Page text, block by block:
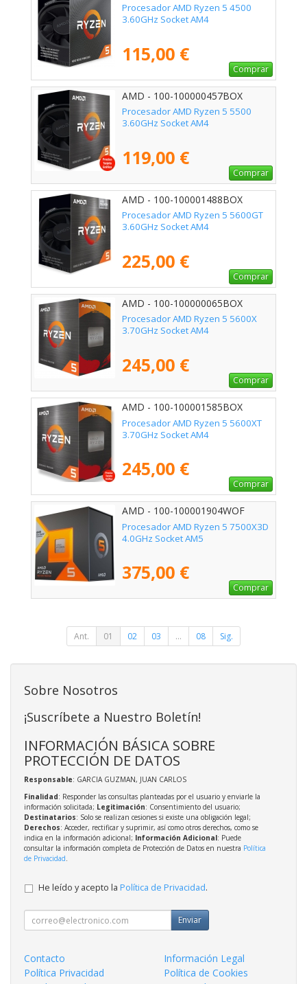
Procesador AMD Ryzen 5 4500
3.60GHz Socket AM4
115,00 €
Comprar
AMD - 100-100000457BOX
Procesador AMD Ryzen 5 5500
3.60GHz Socket AM4
119,00 €
Comprar
AMD - 100-100001488BOX
Procesador AMD Ryzen 5 5600GT
3.60GHz Socket AM4
225,00 €
Comprar
AMD - 100-100000065BOX
Procesador AMD Ryzen 5 5600X
3.70GHz Socket AM4
245,00 €
Comprar
AMD - 100-100001585BOX
Procesador AMD Ryzen 5 5600XT
3.70GHz Socket AM4
245,00 €
Comprar
AMD - 100-100001904WOF
Procesador AMD Ryzen 5 7500X3D
4.0GHz Socket AM5
375,00 €
Comprar
Ant. 01 02 03 ... 08 Sig.
Sobre Nosotros
¡Suscríbete a Nuestro Boletín!
INFORMACIÓN BÁSICA SOBRE
PROTECCIÓN DE DATOS
Responsable: GARCIA GUZMAN, JUAN CARLOS
Finalidad: Responder las consultas planteadas por el usuario y enviarle la
información solicitada; Legitimación: Consentimiento del usuario;
Destinatarios: Solo se realizan cesiones si existe una obligación legal;
Derechos: Acceder, rectificar y suprimir, así como otros derechos, como se
indica en la información adicional; Información Adicional: Puede
consultar la información completa de Protección de Datos en nuestra Política
de Privacidad.
He leído y acepto la Política de Privacidad.
Enviar
Contacto
Información Legal
Política Privacidad
Política de Cookies